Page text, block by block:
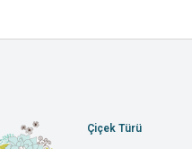
Çiçek Türü